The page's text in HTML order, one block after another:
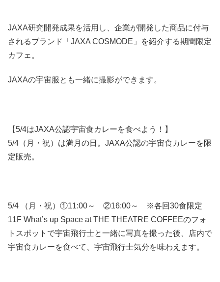
JAXA研究開発成果を活用し、企業が開発した商品に付与
されるブランド「JAXA COSMODE」を紹介する期間限定
カフェ。
JAXAの宇宙服とも一緒に撮影ができます。
【5/4はJAXA公認宇宙食カレーを食べよう！】
5/4（月・祝）は満月の日。JAXA公認の宇宙食カレーを限
定販売。
5/4 （月・祝）①11:00～ ②16:00～ ※各回30食限定
11F What’s up Space at THE THEATRE COFFEEのフォ
トスポットで宇宙飛行士と一緒に写真を撮った後、店内で
宇宙食カレーを食べて、宇宙飛行士気分を味わえます。